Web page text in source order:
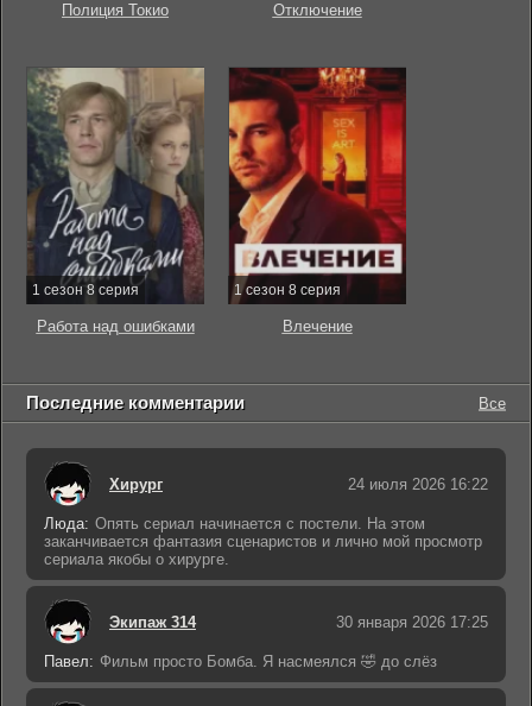
Полиция Токио Отключение
1 сезон 8 серия
Работа над ошибками
1 сезон 8 серия
Влечение
Последние комментарии Все
Хирург 24 июля 2026 16:22
Люда: Опять сериал начинается с постели. На этом
заканчивается фантазия сценаристов и лично мой просмотр
сериала якобы о хирурге.
Экипаж 314 30 января 2026 17:25
Павел: Фильм просто Бомба. Я насмеялся 🤣 до слёз